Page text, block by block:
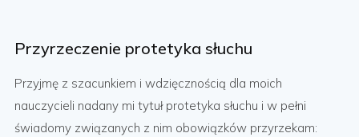
Przyrzeczenie protetyka słuchu
Przyjmę z szacunkiem i wdzięcznością dla moich
nauczycieli nadany mi tytuł protetyka słuchu i w pełni
świadomy związanych z nim obowiązków przyrzekam: